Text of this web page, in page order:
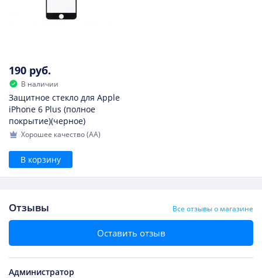
190 руб.
В наличии
Защитное стекло для Apple
iPhone 6 Plus (полное
покрытие)(черное)
Хорошее качество (AA)
В корзину
Отзывы Все отзывы о магазине
Оставить отзыв
Администратор